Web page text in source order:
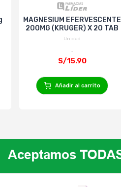
MAGNESIUM EFERVESCENTE
200MG (KRUGER) X 20 TAB
Unidad
S/15.90
Añadir al carrito